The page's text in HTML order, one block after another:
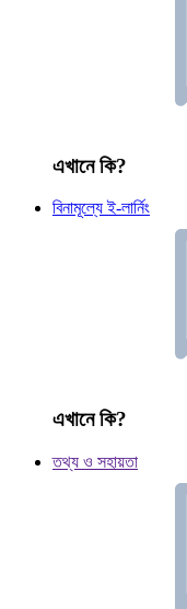
এখানে কি?
বিনামূল্যে ই-লার্নিং
এখানে কি?
তথ্য ও সহায়তা